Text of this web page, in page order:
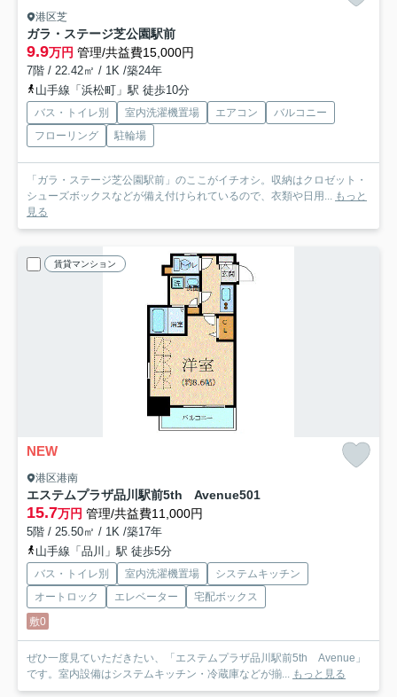
港区芝
ガラ・ステージ芝公園駅前
9.9万円 管理/共益費15,000円
7階 / 22.42㎡ / 1K /築24年
山手線「浜松町」駅 徒歩10分
バス・トイレ別 室内洗濯機置場 エアコン
バルコニー
フローリング
駐輪場
「ガラ・ステージ芝公園駅前」のここがイチオシ。収納はクロゼット・
シューズボックスなどが備え付けられているので、衣類や日用...
もっと
見る
賃貸マンション
NEW
港区港南
エステムプラザ品川駅前5th Avenue501
15.7万円 管理/共益費11,000円
5階 / 25.50㎡ / 1K /築17年
山手線「品川」駅 徒歩5分
バス・トイレ別 室内洗濯機置場
システムキッチン
オートロック
エレベーター
宅配ボックス
敷0
ぜひ一度見ていただきたい、「エステムプラザ品川駅前5th Avenue」
です。室内設備はシステムキッチン・冷蔵庫などが揃...
もっと見る